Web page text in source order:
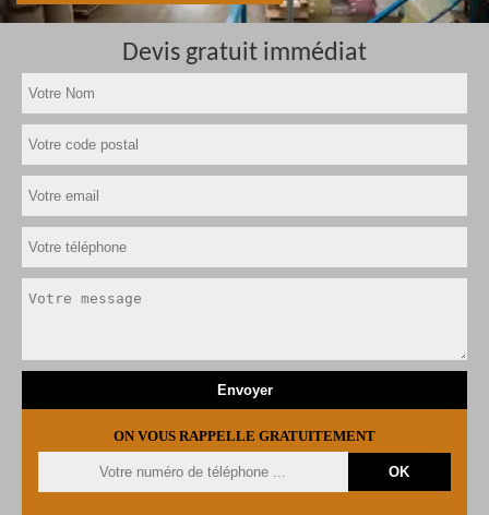
Devis gratuit immédiat
ON VOUS RAPPELLE GRATUITEMENT